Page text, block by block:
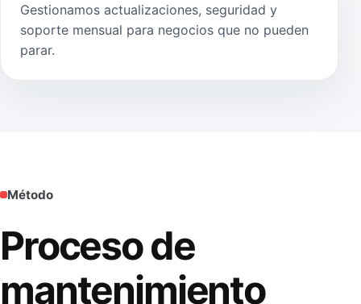
Gestionamos actualizaciones, seguridad y
soporte mensual para negocios que no pueden
parar.
Método
Proceso de
mantenimiento